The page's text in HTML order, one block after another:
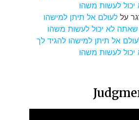
לעשות משהו
על לעולם אל תיתן למישהו
שאתה לא יכול לעשות משהו
אל תיתן למישהו להגיד לך
לעשות משהו